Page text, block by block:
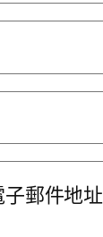
郵件地